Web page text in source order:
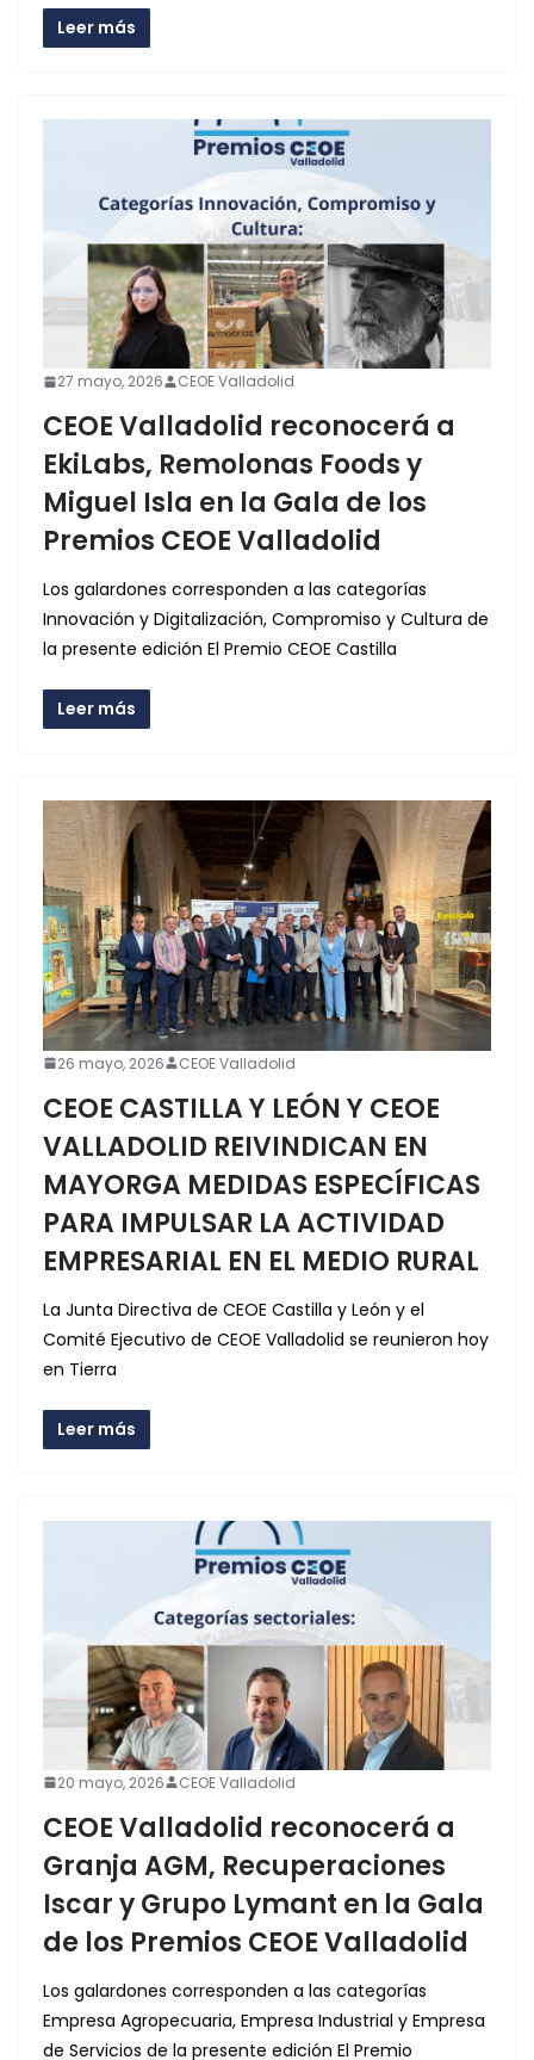
Leer más
27 mayo, 2026 CEOE Valladolid
CEOE Valladolid reconocerá a
EkiLabs, Remolonas Foods y
Miguel Isla en la Gala de los
Premios CEOE Valladolid
Los galardones corresponden a las categorías
Innovación y Digitalización, Compromiso y Cultura de
la presente edición El Premio CEOE Castilla
Leer más
26 mayo, 2026 CEOE Valladolid
CEOE CASTILLA Y LEÓN Y CEOE
VALLADOLID REIVINDICAN EN
MAYORGA MEDIDAS ESPECÍFICAS
PARA IMPULSAR LA ACTIVIDAD
EMPRESARIAL EN EL MEDIO RURAL
La Junta Directiva de CEOE Castilla y León y el
Comité Ejecutivo de CEOE Valladolid se reunieron hoy
en Tierra
Leer más
20 mayo, 2026 CEOE Valladolid
CEOE Valladolid reconocerá a
Granja AGM, Recuperaciones
Iscar y Grupo Lymant en la Gala
de los Premios CEOE Valladolid
Los galardones corresponden a las categorías
Empresa Agropecuaria, Empresa Industrial y Empresa
de Servicios de la presente edición El Premio